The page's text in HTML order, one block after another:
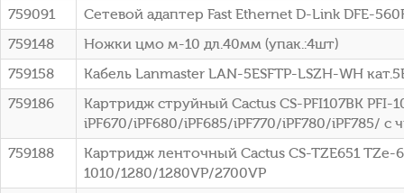
759091
Сетевой адаптер Fast Ethernet D-Link DFE-
759148
Ножки цмо м-10 дл.40мм (упак.:4шт)
759158
Кабель Lanmaster LAN-5ESFTP-LSZH-WH
759186
Картридж струйный Cactus CS-PFI107BK PFI-
iPF670/iPF680/iPF685/iPF770/iPF780/iPF785/ с
759188
Картридж ленточный Cactus CS-TZE651
1010/1280/1280VP/2700VP